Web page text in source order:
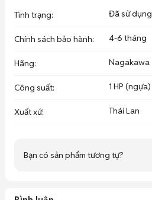
Tình trạng: Đã sử dụng
Chính sách bảo hành: 4-6 tháng
Hãng: Nagakawa
Công suất: 1 HP (ngựa)
Xuất xứ: Thái Lan
Bạn có sản phẩm tương tự?